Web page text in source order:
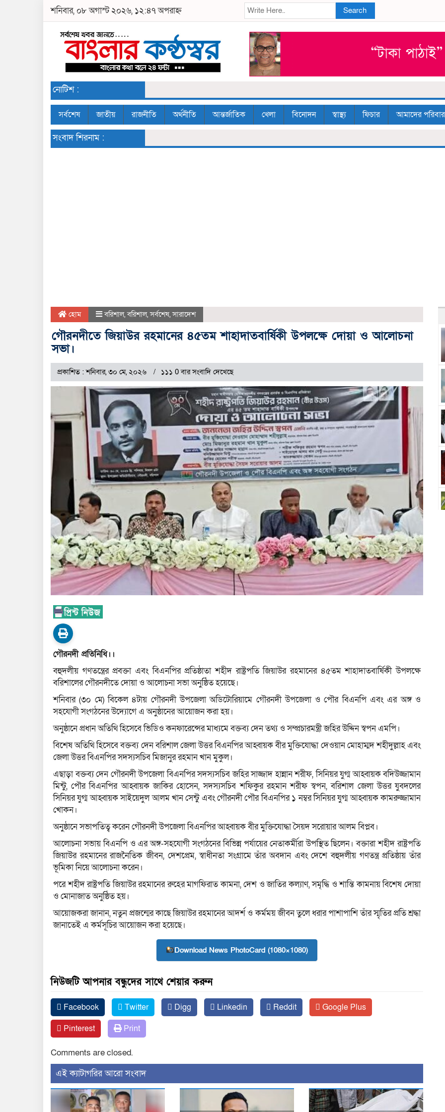
শনিবার, ০৮ অগাস্ট ২০২৬, ১২:৪৭ অপরাহ্ন Search
নোটিশ :
সর্বশেষ জাতীয় রাজনীতি অর্থনীতি আন্তর্জাতিক খেলা বিনোদন স্বাস্থ্য ফিচার আমাদের পরিবার
সংবাদ শিরনাম :
হোম বরিশাল,বরিশাল,সর্বশেষ,সারাদেশ
গৌরনদীতে জিয়াউর রহমানের ৪৫তম শাহাদাতবার্ষিকী উপলক্ষে দোয়া ও আলোচনা
সভা।
প্রকাশিত : শনিবার, ৩০ মে, ২০২৬ ১১১ 0 বার সংবাদি দেখেছে
গৌরনদী প্রতিনিধি।।
বহুদলীয় গণতন্ত্রের প্রবক্তা এবং বিএনপির প্রতিষ্ঠাতা শহীদ রাষ্ট্রপতি জিয়াউর রহমানের ৪৫তম শাহাদাতবার্ষিকী উপলক্ষে
বরিশালের গৌরনদীতে দোয়া ও আলোচনা সভা অনুষ্ঠিত হয়েছে।
শনিবার (৩০ মে) বিকেল ৪টায় গৌরনদী উপজেলা অডিটোরিয়ামে গৌরনদী উপজেলা ও পৌর বিএনপি এবং এর অঙ্গ ও
সহযোগী সংগঠনের উদ্যোগে এ অনুষ্ঠানের আয়োজন করা হয়।
অনুষ্ঠানে প্রধান অতিথি হিসেবে ভিডিও কনফারেন্সের মাধ্যমে বক্তব্য দেন তথ্য ও সম্প্রচারমন্ত্রী জহির উদ্দিন স্বপন এমপি।
বিশেষ অতিথি হিসেবে বক্তব্য দেন বরিশাল জেলা উত্তর বিএনপির আহ্বায়ক বীর মুক্তিযোদ্ধা দেওয়ান মোহাম্মদ শহীদুল্লাহ এবং
জেলা উত্তর বিএনপির সদস্যসচিব মিজানুর রহমান খান মুকুল।
এছাড়া বক্তব্য দেন গৌরনদী উপজেলা বিএনপির সদস্যসচিব জহির সাজ্জাদ হান্নান শরীফ, সিনিয়র যুগ্ম আহ্বায়ক বদিউজ্জামান
মিন্টু, পৌর বিএনপির আহ্বায়ক জাকির হোসেন, সদস্যসচিব শফিকুর রহমান শরীফ স্বপন, বরিশাল জেলা উত্তর যুবদলের
সিনিয়র যুগ্ম আহ্বায়ক সাইয়েদুল আলম খান সেন্টু এবং গৌরনদী পৌর বিএনপির ১ নম্বর সিনিয়র যুগ্ম আহ্বায়ক কামরুজ্জামান
খোকন।
অনুষ্ঠানে সভাপতিত্ব করেন গৌরনদী উপজেলা বিএনপির আহ্বায়ক বীর মুক্তিযোদ্ধা সৈয়দ সরোয়ার আলম বিপ্লব।
আলোচনা সভায় বিএনপি ও এর অঙ্গ-সহযোগী সংগঠনের বিভিন্ন পর্যায়ের নেতাকর্মীরা উপস্থিত ছিলেন। বক্তারা শহীদ রাষ্ট্রপতি
জিয়াউর রহমানের রাজনৈতিক জীবন, দেশপ্রেম, স্বাধীনতা সংগ্রামে তাঁর অবদান এবং দেশে বহুদলীয় গণতন্ত্র প্রতিষ্ঠায় তাঁর
ভূমিকা নিয়ে আলোচনা করেন।
পরে শহীদ রাষ্ট্রপতি জিয়াউর রহমানের রুহের মাগফিরাত কামনা, দেশ ও জাতির কল্যাণ, সমৃদ্ধি ও শান্তি কামনায় বিশেষ দোয়া
ও মোনাজাত অনুষ্ঠিত হয়।
আয়োজকরা জানান, নতুন প্রজন্মের কাছে জিয়াউর রহমানের আদর্শ ও কর্মময় জীবন তুলে ধরার পাশাপাশি তাঁর স্মৃতির প্রতি শ্রদ্ধা
জানাতেই এ কর্মসূচির আয়োজন করা হয়েছে।
Download News PhotoCard (1080×1080)
নিউজটি আপনার বন্ধুদের সাথে শেয়ার করুন
Facebook Twitter Digg Linkedin Reddit
Google Plus
Pinterest
Print
Comments are closed.
‍এই ক্যাটাগরির ‍আরো সংবাদ